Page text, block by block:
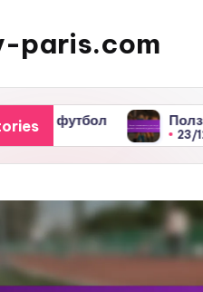
paris.com
Ползи от
23/12/2025